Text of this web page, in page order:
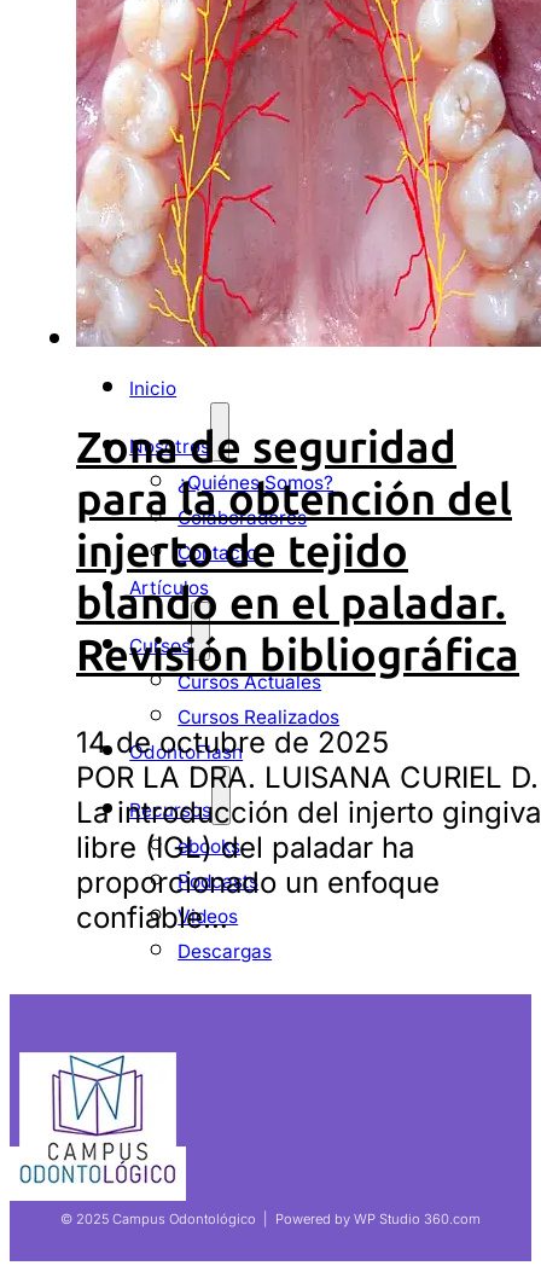
RECURSOS
EBOOKS
PODCASTS
VIDEOS
DESCARGAS
Inicio
Nosotros
¿Quiénes Somos?
Colaboradores
Contacto
Artículos
Cursos
Cursos Actuales
Cursos Realizados
OdontoFlash
Recursos
ebooks
Podcasts
Videos
Descargas
Zona de seguridad
para la obtención del
injerto de tejido
blando en el paladar.
Revisión bibliográfica
14 de octubre de 2025
POR LA DRA. LUISANA CURIEL
La introducción del injerto
libre (IGL) del paladar ha
proporcionado un enfoque
confiable…
© 2025 Campus Odontológico | Powered by WP Studio 360.com